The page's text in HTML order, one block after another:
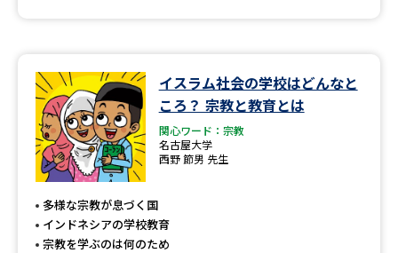
イスラム社会の学校はどんなと
ころ？ 宗教と教育とは
関心ワード：宗教
名古屋大学
西野 節男 先生
多様な宗教が息づく国
インドネシアの学校教育
宗教を学ぶのは何のため